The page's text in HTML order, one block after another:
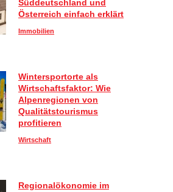
Süddeutschland und
Österreich einfach erklärt
Immobilien
Wintersportorte als
Wirtschaftsfaktor: Wie
Alpenregionen von
Qualitätstourismus
profitieren
Wirtschaft
Regionalökonomie im